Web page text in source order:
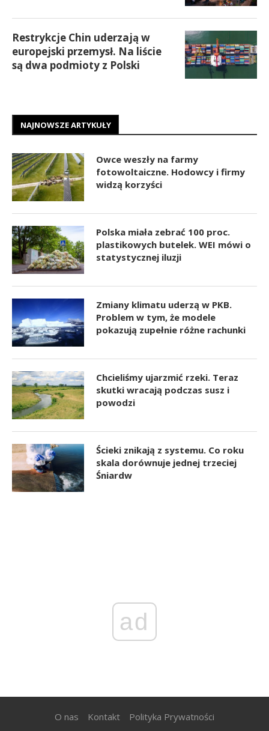
Restrykcje Chin uderzają w
europejski przemysł. Na liście
są dwa podmioty z Polski
NAJNOWSZE ARTYKUŁY
Owce weszły na farmy
fotowoltaiczne. Hodowcy i firmy
widzą korzyści
Polska miała zebrać 100 proc.
plastikowych butelek. WEI mówi o
statystycznej iluzji
Zmiany klimatu uderzą w PKB.
Problem w tym, że modele
pokazują zupełnie różne rachunki
Chcieliśmy ujarzmić rzeki. Teraz
skutki wracają podczas susz i
powodzi
Ścieki znikają z systemu. Co roku
skala dorównuje jednej trzeciej
Śniardw
ad
O nas Kontakt Polityka Prywatności